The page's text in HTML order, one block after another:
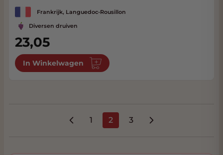
Frankrijk, Languedoc-Rousillon
Diversen druiven
23,05
In Winkelwagen
Pagina
1 U lees momenteel pagina
2 Pagina
3